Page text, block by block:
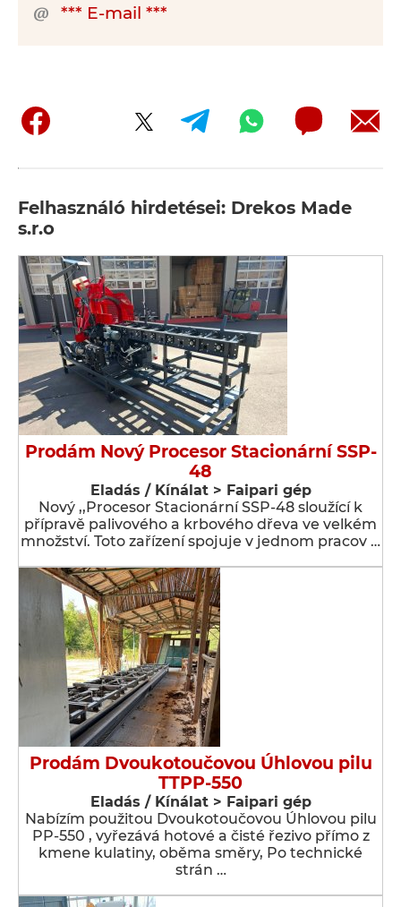
*** E-mail ***
Felhasználó hirdetései: Drekos Made
s.r.o
Prodám Nový Procesor Stacionární SSP-
48
Eladás / Kínálat > Faipari gép
Nový ,,Procesor Stacionární SSP-48 sloužící k
přípravě palivového a krbového dřeva ve velkém
množství. Toto zařízení spojuje v jednom pracov …
Prodám Dvoukotoučovou Úhlovou pilu
TTPP-550
Eladás / Kínálat > Faipari gép
Nabízím použitou Dvoukotoučovou Úhlovou pilu
PP-550 , vyřezává hotové a čisté řezivo přímo z
kmene kulatiny, oběma směry, Po technické
strán …